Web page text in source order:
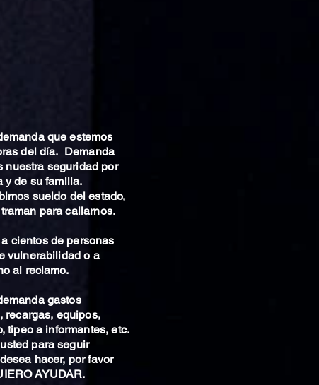
que estemos
del día. Demanda
nuestra seguridad por
y de su familia.
sueldo del estado,
para callarnos.
cientos de personas
vulnerabilidad o a
al reclamo.
gastos
recargas, equipos,
tipeo a informantes, etc.
para seguir
hacer, por favor
AYUDAR.